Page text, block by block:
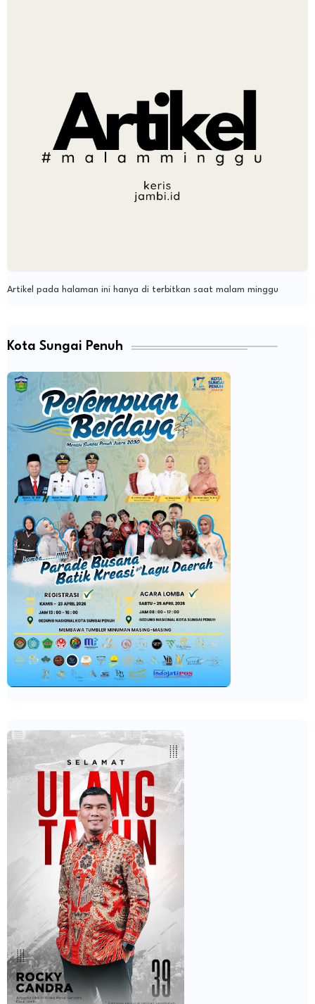
Artikel pada halaman ini hanya di terbitkan saat malam minggu
Kota Sungai Penuh